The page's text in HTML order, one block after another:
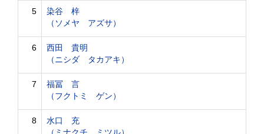
5
染谷 梓
（ソメヤ アズサ）
6
西田 貴明
（ニシダ タカアキ）
7
福冨 言
（フクトミ ゲン）
8
水口 充